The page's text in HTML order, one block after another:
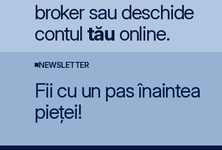
broker sau deschide
contul tău online.
NEWSLETTER
Fii cu un pas înaintea
pieței!